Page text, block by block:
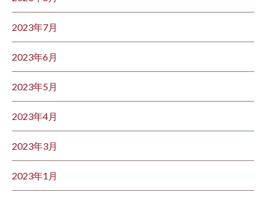
2023年7月
2023年6月
2023年5月
2023年4月
2023年3月
2023年1月